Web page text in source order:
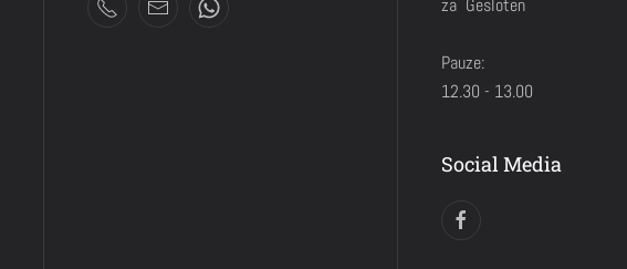
za Gesloten
Pauze:
12.30 - 13.00
Social Media